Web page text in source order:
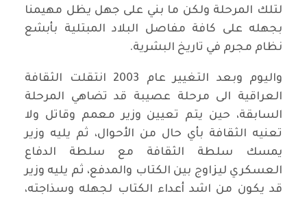
لتلك المرحلة ولكن ما بني على جهل يظل مهيمنا
بجهله على كافة مفاصل البلاد المبتلية بأبشع
نظام مجرم في تاريخ البشرية.
واليوم وبعد التغيير عام 2003 انتقلت الثقافة
العراقية الى مرحلة عصيبة قد تضاهي المرحلة
السابقة، حين يتم تعيين وزير معمم وقاتل ولا
تعنيه الثقافة بأي حال من الأحوال، ثم يليه وزير
يمسك سلطة الثقافة مع سلطة الدفاع
العسكري ليزاوج بين الكتاب والمدفع، ثم يليه وزير
قد يكون من اشد أعداء الكتاب لجهله وسذاجته،